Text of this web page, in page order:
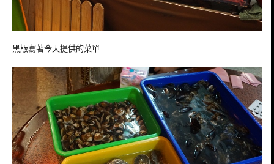
黑版寫著今天提供的菜單